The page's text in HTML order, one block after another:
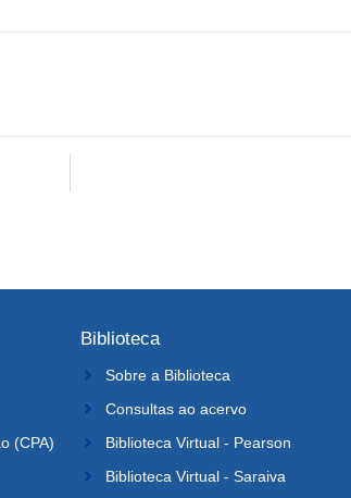
(CPA)
Biblioteca
Sobre a Biblioteca
Consultas ao acervo
Biblioteca Virtual - Pearson
Biblioteca Virtual - Saraiva